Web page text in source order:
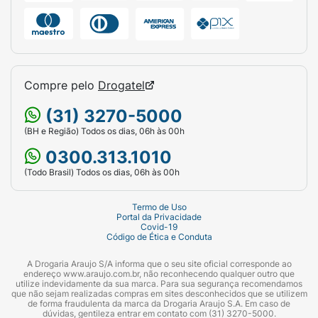
cuidar da pele muito sensível ou
Compre pelo Drogatel
(31) 3270-5000
(BH e Região) Todos os dias, 06h às 00h
0300.313.1010
(Todo Brasil) Todos os dias, 06h às 00h
Termo de Uso
Portal da Privacidade
Covid-19
Código de Ética e Conduta
A Drogaria Araujo S/A informa que o seu site oficial corresponde ao
endereço www.araujo.com.br, não reconhecendo qualquer outro que
utilize indevidamente da sua marca. Para sua segurança recomendamos
que não sejam realizadas compras em sites desconhecidos que se utilizem
de forma fraudulenta da marca da Drogaria Araujo S.A. Em caso de
dúvidas, gentileza entrar em contato com (31) 3270-5000.